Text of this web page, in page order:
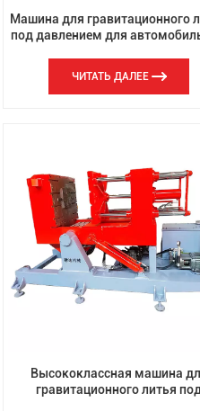
Машина для гравитационного
под давлением для
ЧИТАТЬ ДАЛЕЕ
Высококлассная машина
гравитационного литья